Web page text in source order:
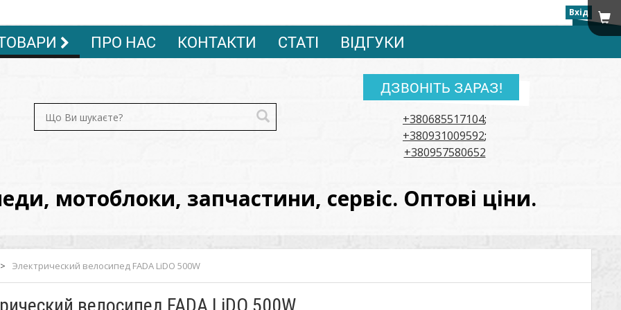
Вхід
ПРО НАС КОНТАКТИ СТАТІ ВІДГУКИ
ДЗВОНІТЬ ЗАРАЗ!
+380685517104;
+380931009592;
+380957580652
мотоблоки, запчастини, сервіс. Оптові ціни.
> Электрический велосипед FADA LiDO 500W